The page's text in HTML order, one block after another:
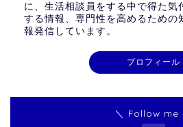
に、生活相談員をする中で得た気
する情報、専門性を高めるための
報発信しています。
プロフィール
＼ Follow me